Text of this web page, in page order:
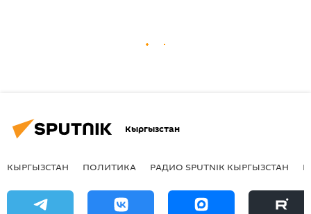
Кыргызстан
КЫРГЫЗСТАН ПОЛИТИКА РАДИО SPUTNIK КЫРГЫЗСТАН